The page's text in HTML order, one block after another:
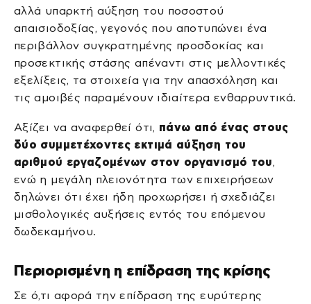
αλλά υπαρκτή αύξηση του ποσοστού
απαισιοδοξίας, γεγονός που αποτυπώνει ένα
περιβάλλον συγκρατημένης προσδοκίας και
προσεκτικής στάσης απέναντι στις μελλοντικές
εξελίξεις, τα στοιχεία για την απασχόληση και
τις αμοιβές παραμένουν ιδιαίτερα ενθαρρυντικά.
Αξίζει να αναφερθεί ότι, πάνω από ένας στους
δύο συμμετέχοντες εκτιμά αύξηση του
αριθμού εργαζομένων στον οργανισμό του,
ενώ η μεγάλη πλειονότητα των επιχειρήσεων
δηλώνει ότι έχει ήδη προχωρήσει ή σχεδιάζει
μισθολογικές αυξήσεις εντός του επόμενου
δωδεκαμήνου.
Περιορισμένη η επίδραση της κρίσης
Σε ό,τι αφορά την επίδραση της ευρύτερης